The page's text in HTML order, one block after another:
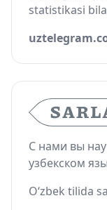
statistikasi
С нами вы
узбекском
O‘zbek tilida